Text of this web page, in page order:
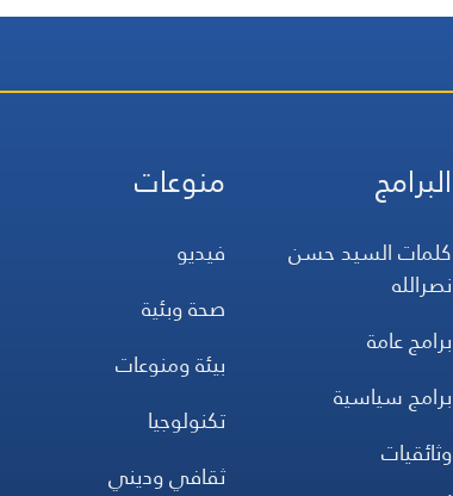
البرامج
كلمات السيد حسن
نصرالله
برامج عامة
برامج سياسية
وثائقيات
منوعات
فيديو
صحة وبئية
بيئة ومنوعات
تكنولوجيا
ثقافي وديني